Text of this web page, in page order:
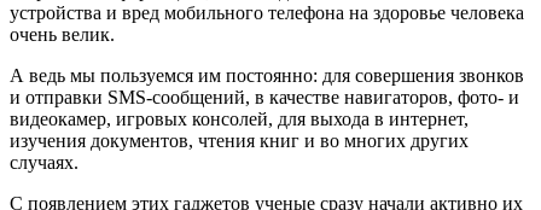
устройства и вред мобильного телефона на здоровье человека
очень велик.
А ведь мы пользуемся им постоянно: для совершения звонков
и отправки SMS-сообщений, в качестве навигаторов, фото- и
видеокамер, игровых консолей, для выхода в интернет,
изучения документов, чтения книг и во многих других
случаях.
С появлением этих гаджетов ученые сразу начали активно их